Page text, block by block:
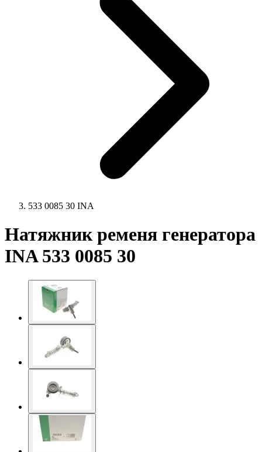
533 0085 30 INA
Натяжник ременя генератора
INA 533 0085 30